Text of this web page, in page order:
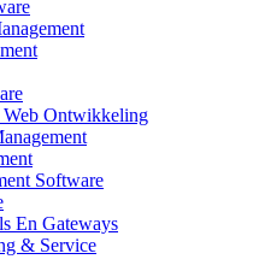
Web Ontwikkeling
Software
En Gateways
& Service